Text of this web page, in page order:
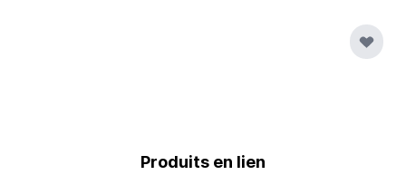
Produits en lien